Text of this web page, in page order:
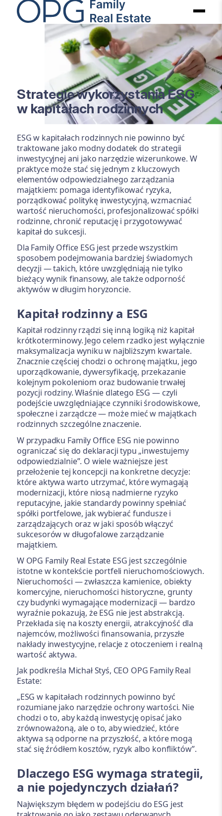
Strategie wykorzystania ESG
w kapitałach rodzinnych
ESG w kapitałach rodzinnych nie powinno być
traktowane jako modny dodatek do strategii
inwestycyjnej ani jako narzędzie wizerunkowe. W
praktyce może stać się jednym z kluczowych
elementów odpowiedzialnego zarządzania
majątkiem: pomaga identyfikować ryzyka,
porządkować politykę inwestycyjną, wzmacniać
wartość nieruchomości, profesjonalizować spółki
rodzinne, chronić reputację i przygotowywać
kapitał do sukcesji.
Dla Family Office ESG jest przede wszystkim
sposobem podejmowania bardziej świadomych
decyzji — takich, które uwzględniają nie tylko
bieżący wynik finansowy, ale także odporność
aktywów w długim horyzoncie.
Kapitał rodzinny a ESG
Kapitał rodzinny rządzi się inną logiką niż kapitał
krótkoterminowy. Jego celem rzadko jest wyłącznie
maksymalizacja wyniku w najbliższym kwartale.
Znacznie częściej chodzi o ochronę majątku, jego
uporządkowanie, dywersyfikację, przekazanie
kolejnym pokoleniom oraz budowanie trwałej
pozycji rodziny. Właśnie dlatego ESG — czyli
podejście uwzględniające czynniki środowiskowe,
społeczne i zarządcze — może mieć w majątkach
rodzinnych szczególne znaczenie.
W przypadku Family Office ESG nie powinno
ograniczać się do deklaracji typu „inwestujemy
odpowiedzialnie”. O wiele ważniejsze jest
przełożenie tej koncepcji na konkretne decyzje:
które aktywa warto utrzymać, które wymagają
modernizacji, które niosą nadmierne ryzyko
reputacyjne, jakie standardy powinny spełniać
spółki portfelowe, jak wybierać fundusze i
zarządzających oraz w jaki sposób włączyć
sukcesorów w długofalowe zarządzanie
majątkiem.
W OPG Family Real Estate ESG jest szczególnie
istotne w kontekście portfeli nieruchomościowych.
Nieruchomości — zwłaszcza kamienice, obiekty
komercyjne, nieruchomości historyczne, grunty
czy budynki wymagające modernizacji — bardzo
wyraźnie pokazują, że ESG nie jest abstrakcją.
Przekłada się na koszty energii, atrakcyjność dla
najemców, możliwości finansowania, przyszłe
nakłady inwestycyjne, relacje z otoczeniem i realną
wartość aktywa.
Jak podkreśla Michał Styś, CEO OPG Family Real
Estate:
„ESG w kapitałach rodzinnych powinno być
rozumiane jako narzędzie ochrony wartości. Nie
chodzi o to, aby każdą inwestycję opisać jako
zrównoważoną, ale o to, aby wiedzieć, które
aktywa są odporne na przyszłość, a które mogą
stać się źródłem kosztów, ryzyk albo konfliktów”.
Dlaczego ESG wymaga strategii,
a nie pojedynczych działań?
Największym błędem w podejściu do ESG jest